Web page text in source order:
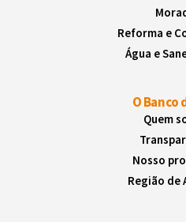
Reforma e
Água e
O Banco
Quem
Nosso
Região de